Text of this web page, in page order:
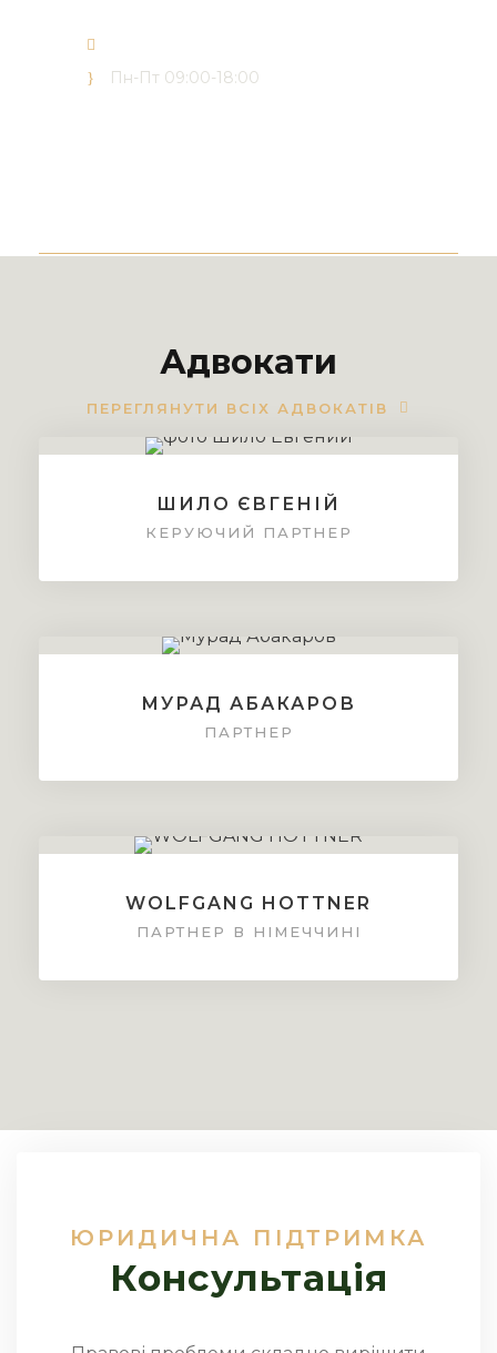
Пн-Пт 09:00-18:00
Адвокати
ПЕРЕГЛЯНУТИ ВСІХ АДВОКАТІВ
ШИЛО ЄВГЕНІЙ
КЕРУЮЧИЙ ПАРТНЕР
МУРАД АБАКАРОВ
ПАРТНЕР
WOLFGANG HOTTNER
ПАРТНЕР В НІМЕЧЧИНІ
ЮРИДИЧНА ПІДТРИМКА
Консультація